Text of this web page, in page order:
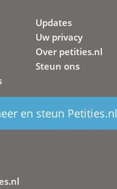
Updates
Uw privacy
Over petities.nl
Steun ons
en steun Petities.nl